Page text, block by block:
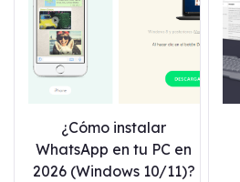
¿Cómo instalar
WhatsApp en tu PC en
2026 (Windows 10/11)?